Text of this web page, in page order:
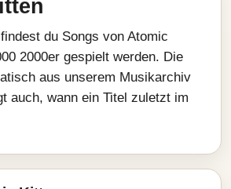
du Songs von Atomic
2000er gespielt werden. Die
aus unserem Musikarchiv
auch, wann ein Titel zuletzt im